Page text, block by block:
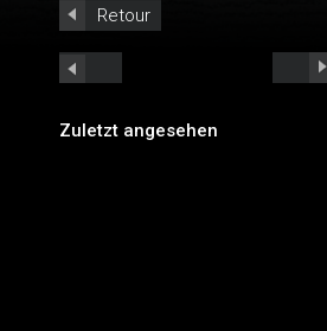
Retour
Zuletzt angesehen